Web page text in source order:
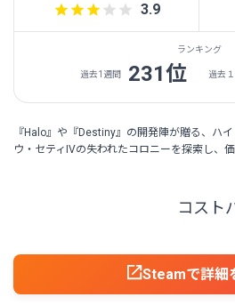
3.9
ランキング
過去1週間 231位 過去
『Halo』や『Destiny』の開発陣が贈る、ハ
ウ・セティIVの失われたコロニーを探索し、
コスト
Steamで詳細